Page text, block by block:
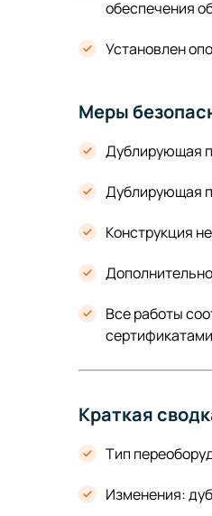
обеспечения
Установлен
Меры
Дублирующая
Дублирующая
Конструкция
Все работы
Краткая
Тип
Изменения: